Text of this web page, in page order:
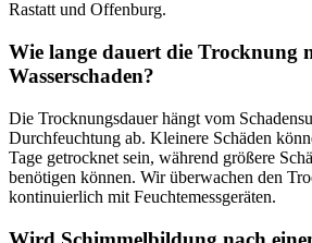
Rastatt und Offenburg.
Wie lange dauert die Trocknung
Wasserschaden?
Die Trocknungsdauer hängt vom
Durchfeuchtung ab. Kleinere Schäden
Tage getrocknet sein, während größere
benötigen können. Wir überwachen den
kontinuierlich mit Feuchtemessgeräten.